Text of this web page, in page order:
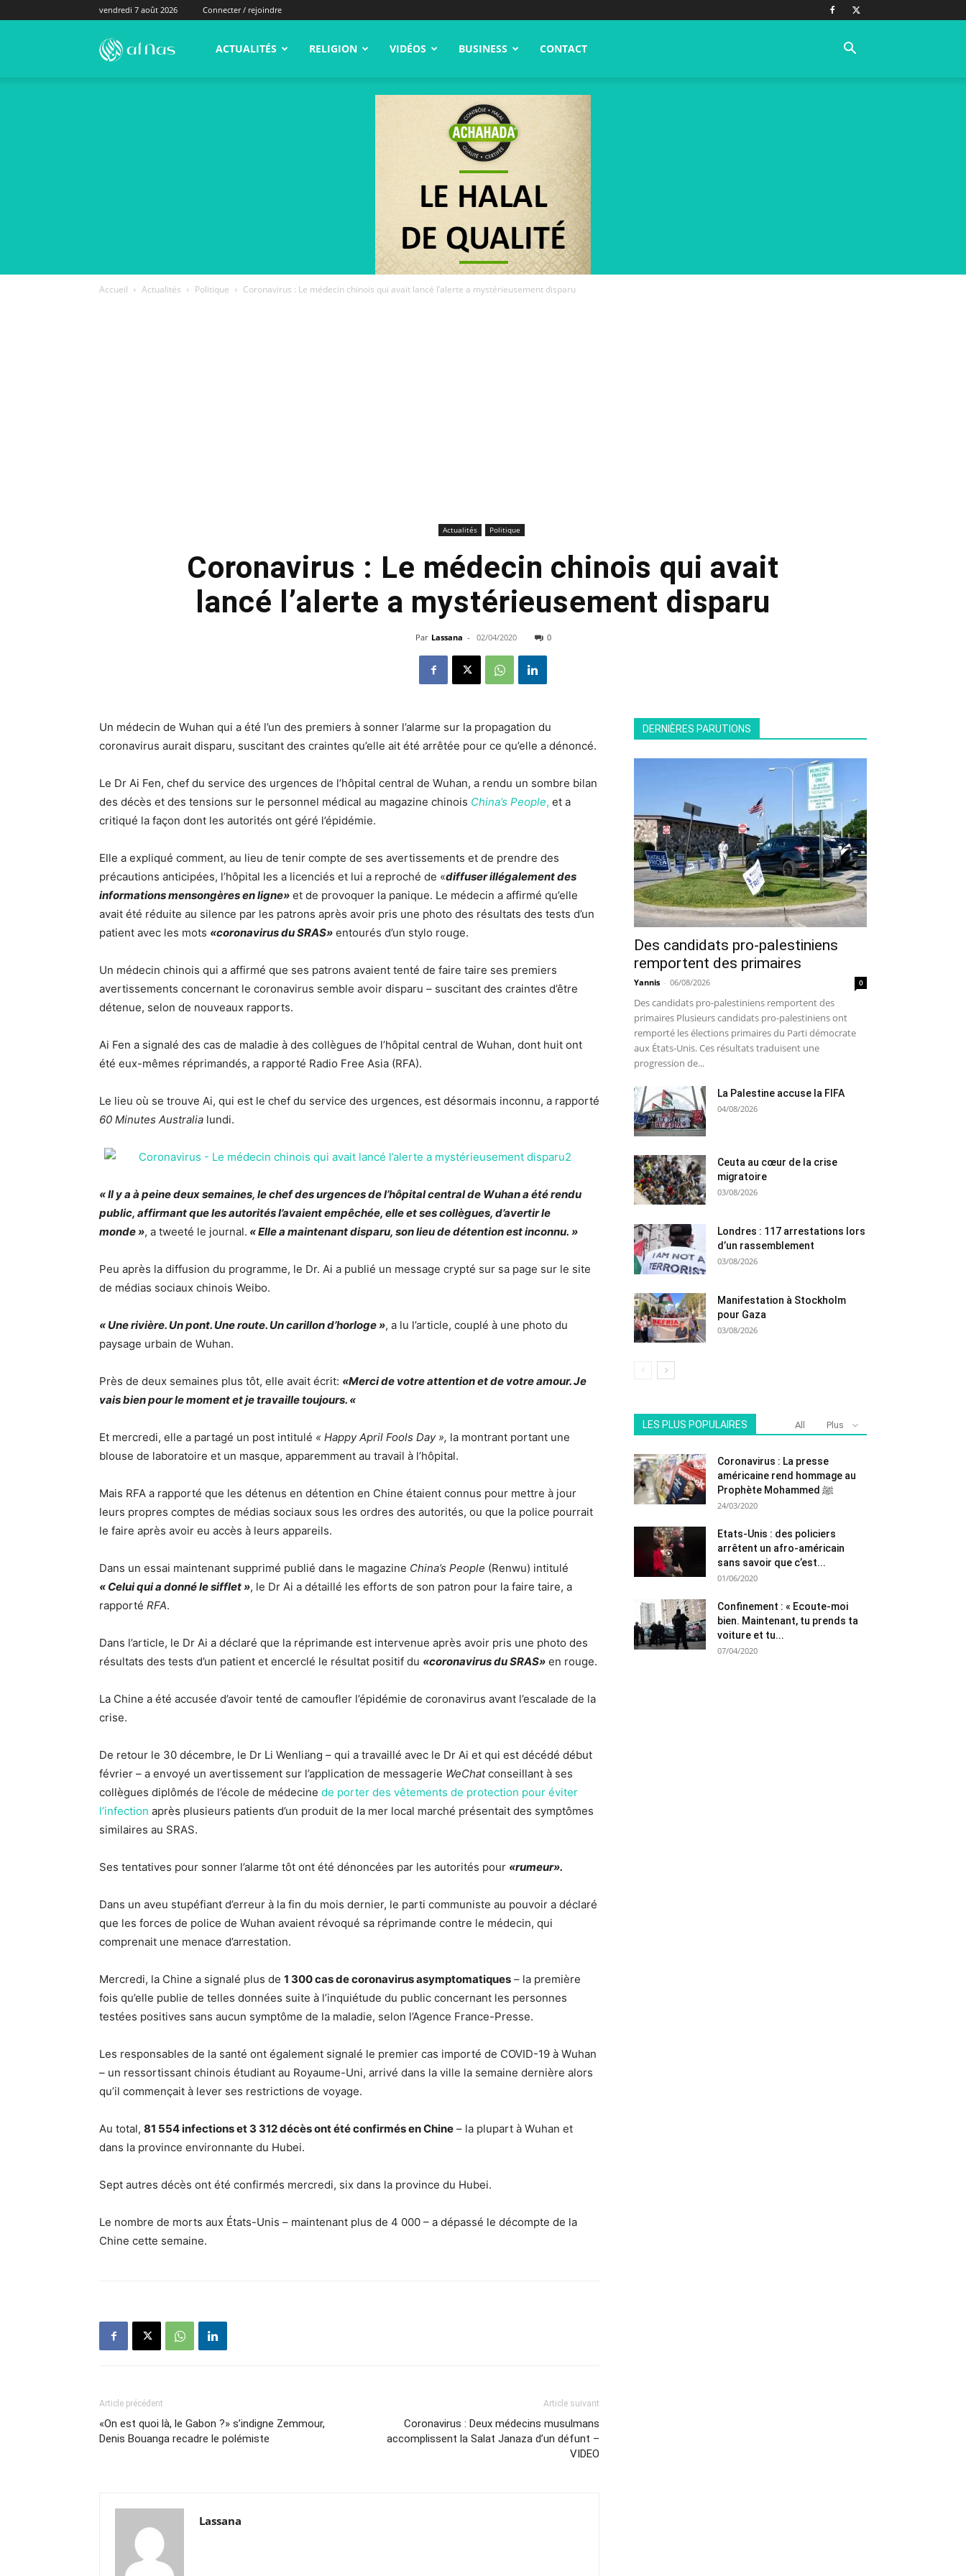
vendredi 7 août 2026 Connecter / rejoindre
alNas.fr ACTUALITÉS RELIGION VIDÉOS BUSINESS CONTACT
Accueil Actualités Politique Coronavirus : Le médecin chinois qui avait lancé l’alerte a mystérieusement disparu
Actualités Politique
Coronavirus : Le médecin chinois qui avait
lancé l’alerte a mystérieusement disparu
Par Lassana - 02/04/2020 0
Un médecin de Wuhan qui a été l’un des premiers à sonner l’alarme sur la propagation du
coronavirus aurait disparu, suscitant des craintes qu’elle ait été arrêtée pour ce qu’elle a dénoncé.
Le Dr Ai Fen, chef du service des urgences de l’hôpital central de Wuhan, a rendu un sombre bilan
des décès et des tensions sur le personnel médical au magazine chinois China’s People, et a
critiqué la façon dont les autorités ont géré l’épidémie.
Elle a expliqué comment, au lieu de tenir compte de ses avertissements et de prendre des
précautions anticipées, l’hôpital les a licenciés et lui a reproché de «diffuser illégalement des
informations mensongères en ligne» et de provoquer la panique. Le médecin a affirmé qu’elle
avait été réduite au silence par les patrons après avoir pris une photo des résultats des tests d’un
patient avec les mots «coronavirus du SRAS» entourés d’un stylo rouge.
Un médecin chinois qui a affirmé que ses patrons avaient tenté de faire taire ses premiers
avertissements concernant le coronavirus semble avoir disparu – suscitant des craintes d’être
détenue, selon de nouveaux rapports.
Ai Fen a signalé des cas de maladie à des collègues de l’hôpital central de Wuhan, dont huit ont
été eux-mêmes réprimandés, a rapporté Radio Free Asia (RFA).
Le lieu où se trouve Ai, qui est le chef du service des urgences, est désormais inconnu, a rapporté
60 Minutes Australia lundi.
« Il y a à peine deux semaines, le chef des urgences de l’hôpital central de Wuhan a été rendu
public, affirmant que les autorités l’avaient empêchée, elle et ses collègues, d’avertir le
monde », a tweeté le journal. « Elle a maintenant disparu, son lieu de détention est inconnu. »
Peu après la diffusion du programme, le Dr. Ai a publié un message crypté sur sa page sur le site
de médias sociaux chinois Weibo.
« Une rivière. Un pont. Une route. Un carillon d’horloge », a lu l’article, couplé à une photo du
paysage urbain de Wuhan.
Près de deux semaines plus tôt, elle avait écrit: «Merci de votre attention et de votre amour. Je
vais bien pour le moment et je travaille toujours. «
Et mercredi, elle a partagé un post intitulé « Happy April Fools Day », la montrant portant une
blouse de laboratoire et un masque, apparemment au travail à l’hôpital.
Mais RFA a rapporté que les détenus en détention en Chine étaient connus pour mettre à jour
leurs propres comptes de médias sociaux sous les ordres des autorités, ou que la police pourrait
le faire après avoir eu accès à leurs appareils.
Dans un essai maintenant supprimé publié dans le magazine China’s People (Renwu) intitulé
« Celui qui a donné le sifflet », le Dr Ai a détaillé les efforts de son patron pour la faire taire, a
rapporté RFA.
Dans l’article, le Dr Ai a déclaré que la réprimande est intervenue après avoir pris une photo des
résultats des tests d’un patient et encerclé le résultat positif du «coronavirus du SRAS» en rouge.
La Chine a été accusée d’avoir tenté de camoufler l’épidémie de coronavirus avant l’escalade de la
crise.
De retour le 30 décembre, le Dr Li Wenliang – qui a travaillé avec le Dr Ai et qui est décédé début
février – a envoyé un avertissement sur l’application de messagerie WeChatconseillant à ses
collègues diplômés de l’école de médecine de porter des vêtements de protection pour éviter
l’infection après plusieurs patients d’un produit de la mer local marché présentait des symptômes
similaires au SRAS.
Ses tentatives pour sonner l’alarme tôt ont été dénoncées par les autorités pour «rumeur».
Dans un aveu stupéfiant d’erreur à la fin du mois dernier, le parti communiste au pouvoir a déclaré
que les forces de police de Wuhan avaient révoqué sa réprimande contre le médecin, qui
comprenait une menace d’arrestation.
Mercredi, la Chine a signalé plus de 1 300 cas de coronavirus asymptomatiques – la première
fois qu’elle publie de telles données suite à l’inquiétude du public concernant les personnes
testées positives sans aucun symptôme de la maladie, selon l’Agence France-Presse.
Les responsables de la santé ont également signalé le premier cas importé de COVID-19 à Wuhan
– un ressortissant chinois étudiant au Royaume-Uni, arrivé dans la ville la semaine dernière alors
qu’il commençait à lever ses restrictions de voyage.
Au total, 81 554 infections et 3 312 décès ont été confirmés en Chine – la plupart à Wuhan et
dans la province environnante du Hubei.
Sept autres décès ont été confirmés mercredi, six dans la province du Hubei.
Le nombre de morts aux États-Unis – maintenant plus de 4 000 – a dépassé le décompte de la
Chine cette semaine.
Article précédent
«On est quoi là, le Gabon ?» s’indigne Zemmour,
Denis Bouanga recadre le polémiste
Article suivant
Coronavirus : Deux médecins musulmans
accomplissent la Salat Janaza d’un défunt –
VIDEO
Lassana
DERNIÈRES PARUTIONS
Des candidats pro-palestiniens
remportent des primaires
Yannis - 06/08/2026 0
Des candidats pro-palestiniens remportent des
primaires Plusieurs candidats pro-palestiniens ont
remporté les élections primaires du Parti démocrate
aux États-Unis. Ces résultats traduisent une
progression de...
La Palestine accuse la FIFA
04/08/2026
Ceuta au cœur de la crise
migratoire
03/08/2026
Londres : 117 arrestations lors
d’un rassemblement
03/08/2026
Manifestation à Stockholm
pour Gaza
03/08/2026
LES PLUS POPULAIRES All Plus
Coronavirus : La presse
américaine rend hommage au
Prophète Mohammed ﷺ
24/03/2020
Etats-Unis : des policiers
arrêtent un afro-américain
sans savoir que c’est...
01/06/2020
Confinement : « Ecoute-moi
bien. Maintenant, tu prends ta
voiture et tu...
07/04/2020